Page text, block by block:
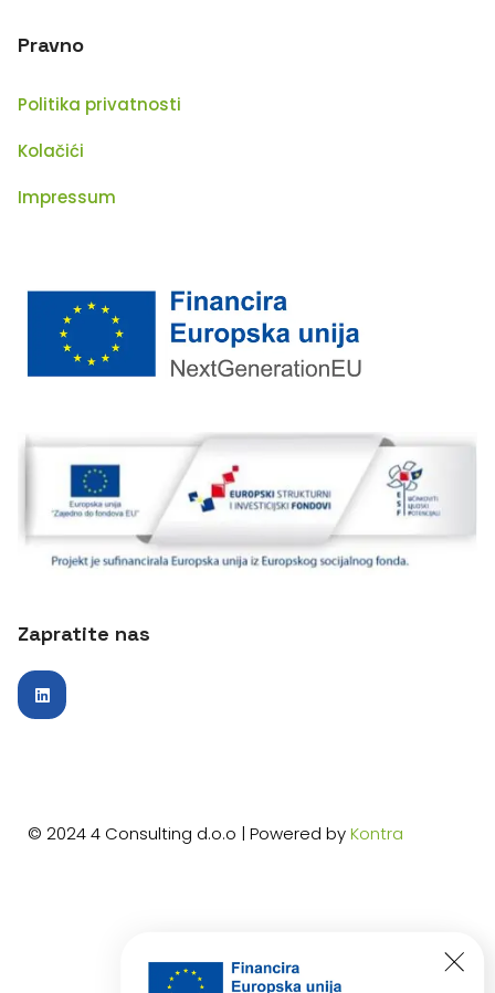
Pravno
Politika privatnosti
Kolačići
Impressum
Zapratite nas
© 2024 4 Consulting d.o.o | Powered byKontra